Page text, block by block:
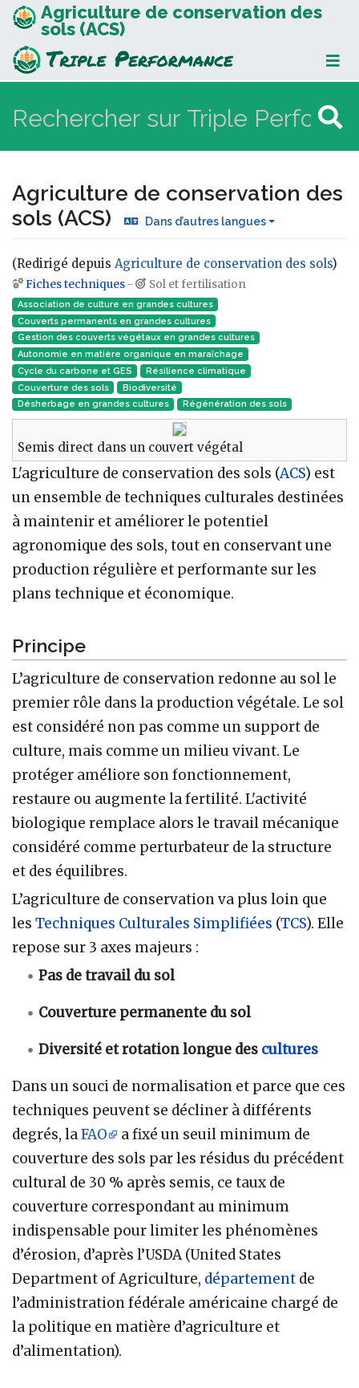
Agriculture de conservation des
sols (ACS)
Agriculture de conservation des
sols (ACS)
Dans d’autres langues
(Redirigé depuis Agriculture de conservation des sols)
Aller à :navigation,rechercher
Fiches techniques - Sol et fertilisation
Association de culture en grandes cultures
Couverts permanents en grandes cultures
Gestion des couverts végétaux en grandes cultures
Autonomie en matière organique en maraîchage
Cycle du carbone et GES
Résilience climatique
Couverture des sols
Biodiversité
Désherbage en grandes cultures
Régénération des sols
Semis direct dans un couvert végétal
L'agriculture de conservation des sols (ACS) est
un ensemble de techniques culturales destinées
à maintenir et améliorer le potentiel
agronomique des sols, tout en conservant une
production régulière et performante sur les
plans technique et économique.
Principe
L’agriculture de conservation redonne au sol le
premier rôle dans la production végétale. Le sol
est considéré non pas comme un support de
culture, mais comme un milieu vivant. Le
protéger améliore son fonctionnement,
restaure ou augmente la fertilité. L'activité
biologique remplace alors le travail mécanique
considéré comme perturbateur de la structure
et des équilibres.
L’agriculture de conservation va plus loin que
les Techniques Culturales Simplifiées (TCS). Elle
repose sur 3 axes majeurs :
Pas de travail du sol
Couverture permanente du sol
Diversité et rotation longue des cultures
Dans un souci de normalisation et parce que ces
techniques peuvent se décliner à différents
degrés, laFAO
a fixé un seuil minimum de
couverture des sols par les résidus du précédent
cultural de 30 % après semis, ce taux de
couverture correspondant au minimum
indispensable pour limiter les phénomènes
d’érosion, d’après l’USDA (United States
Department of Agriculture, département de
l’administration fédérale américaine chargé de
la politique en matière d’agriculture et
d’alimentation).